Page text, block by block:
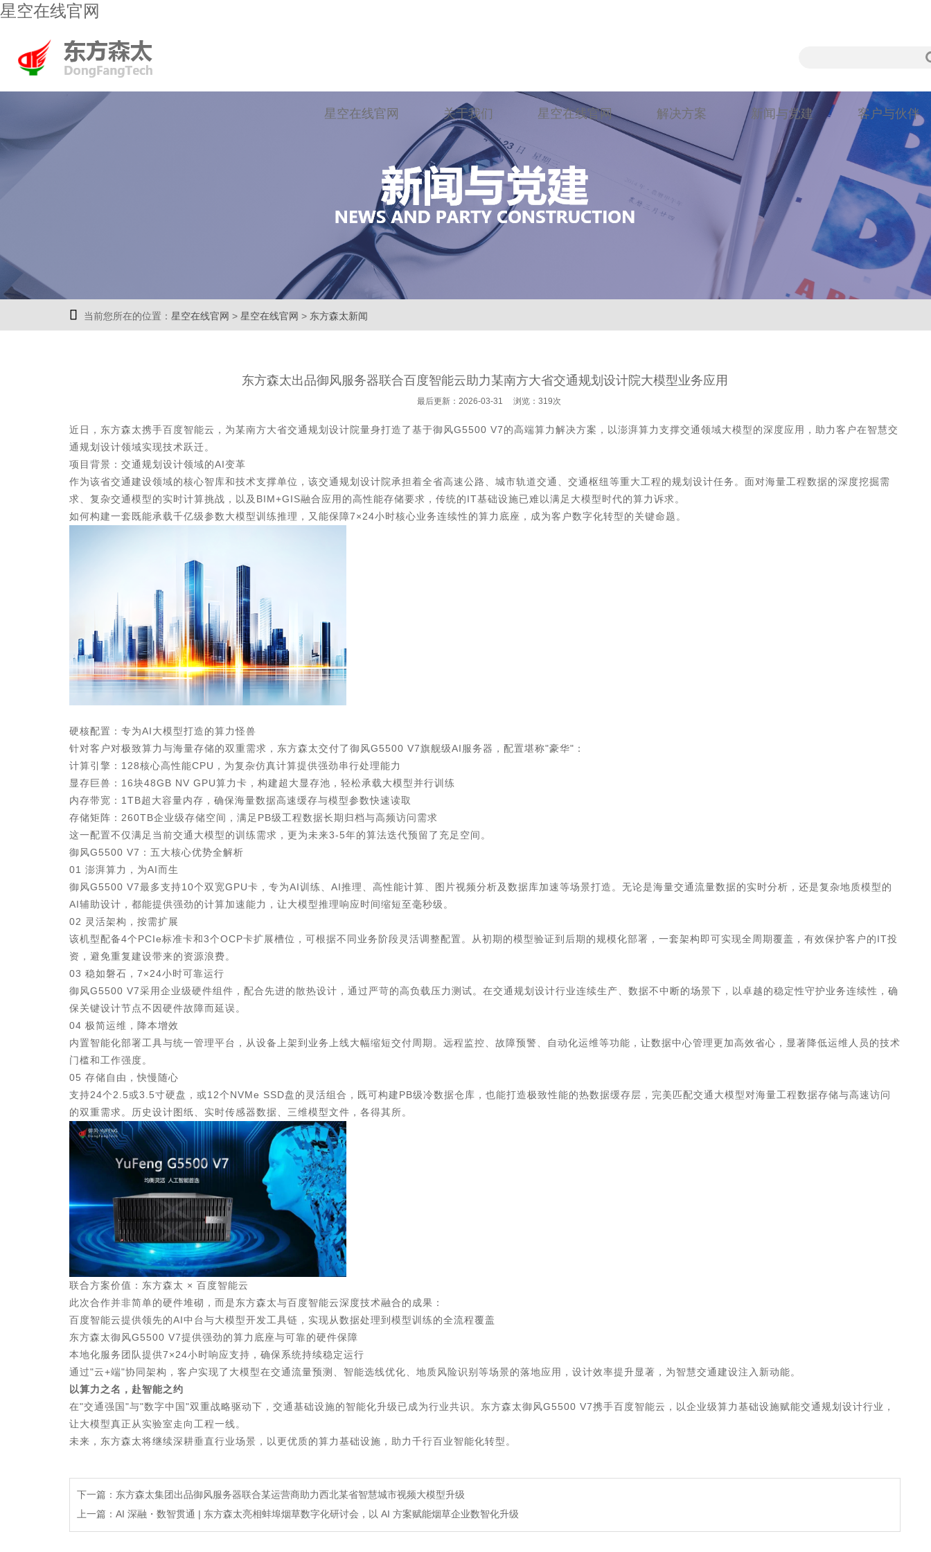
星空在线官网
星空在线官网 关于我们 星空在线官网 解决方案 新闻与党建 客户与伙伴
 当前您所在的位置： 星空在线官网 > 星空在线官网 > 东方森太新闻
东方森太出品御风服务器联合百度智能云助力某南方大省交通规划设计院大模型业务应用
最后更新：2026-03-31 浏览：319次
近日，东方森太携手百度智能云，为某南方大省交通规划设计院量身打造了基于御风G5500 V7的高端算力解决方案，以澎湃算力支撑交通领域大模型的深度应用，助力客户在智慧交
通规划设计领域实现技术跃迁。
项目背景：交通规划设计领域的AI变革
作为该省交通建设领域的核心智库和技术支撑单位，该交通规划设计院承担着全省高速公路、城市轨道交通、交通枢纽等重大工程的规划设计任务。面对海量工程数据的深度挖掘需
求、复杂交通模型的实时计算挑战，以及BIM+GIS融合应用的高性能存储要求，传统的IT基础设施已难以满足大模型时代的算力诉求。
如何构建一套既能承载千亿级参数大模型训练推理，又能保障7×24小时核心业务连续性的算力底座，成为客户数字化转型的关键命题。
硬核配置：专为AI大模型打造的算力怪兽
针对客户对极致算力与海量存储的双重需求，东方森太交付了御风G5500 V7旗舰级AI服务器，配置堪称"豪华"：
计算引擎：128核心高性能CPU，为复杂仿真计算提供强劲串行处理能力
显存巨兽：16块48GB NV GPU算力卡，构建超大显存池，轻松承载大模型并行训练
内存带宽：1TB超大容量内存，确保海量数据高速缓存与模型参数快速读取
存储矩阵：260TB企业级存储空间，满足PB级工程数据长期归档与高频访问需求
这一配置不仅满足当前交通大模型的训练需求，更为未来3-5年的算法迭代预留了充足空间。
御风G5500 V7：五大核心优势全解析
01 澎湃算力，为AI而生
御风G5500 V7最多支持10个双宽GPU卡，专为AI训练、AI推理、高性能计算、图片视频分析及数据库加速等场景打造。无论是海量交通流量数据的实时分析，还是复杂地质模型的
AI辅助设计，都能提供强劲的计算加速能力，让大模型推理响应时间缩短至毫秒级。
02 灵活架构，按需扩展
该机型配备4个PCIe标准卡和3个OCP卡扩展槽位，可根据不同业务阶段灵活调整配置。从初期的模型验证到后期的规模化部署，一套架构即可实现全周期覆盖，有效保护客户的IT投
资，避免重复建设带来的资源浪费。
03 稳如磐石，7×24小时可靠运行
御风G5500 V7采用企业级硬件组件，配合先进的散热设计，通过严苛的高负载压力测试。在交通规划设计行业连续生产、数据不中断的场景下，以卓越的稳定性守护业务连续性，确
保关键设计节点不因硬件故障而延误。
04 极简运维，降本增效
内置智能化部署工具与统一管理平台，从设备上架到业务上线大幅缩短交付周期。远程监控、故障预警、自动化运维等功能，让数据中心管理更加高效省心，显著降低运维人员的技术
门槛和工作强度。
05 存储自由，快慢随心
支持24个2.5或3.5寸硬盘，或12个NVMe SSD盘的灵活组合，既可构建PB级冷数据仓库，也能打造极致性能的热数据缓存层，完美匹配交通大模型对海量工程数据存储与高速访问
的双重需求。历史设计图纸、实时传感器数据、三维模型文件，各得其所。
联合方案价值：东方森太 × 百度智能云
此次合作并非简单的硬件堆砌，而是东方森太与百度智能云深度技术融合的成果：
百度智能云提供领先的AI中台与大模型开发工具链，实现从数据处理到模型训练的全流程覆盖
东方森太御风G5500 V7提供强劲的算力底座与可靠的硬件保障
本地化服务团队提供7×24小时响应支持，确保系统持续稳定运行
通过"云+端"协同架构，客户实现了大模型在交通流量预测、智能选线优化、地质风险识别等场景的落地应用，设计效率提升显著，为智慧交通建设注入新动能。
以算力之名，赴智能之约
在"交通强国"与"数字中国"双重战略驱动下，交通基础设施的智能化升级已成为行业共识。东方森太御风G5500 V7携手百度智能云，以企业级算力基础设施赋能交通规划设计行业，
让大模型真正从实验室走向工程一线。
未来，东方森太将继续深耕垂直行业场景，以更优质的算力基础设施，助力千行百业智能化转型。
下一篇 ： 东方森太集团出品御风服务器联合某运营商助力西北某省智慧城市视频大模型升级
上一篇 ： AI 深融・数智贯通 | 东方森太亮相蚌埠烟草数字化研讨会，以 AI 方案赋能烟草企业数智化升级